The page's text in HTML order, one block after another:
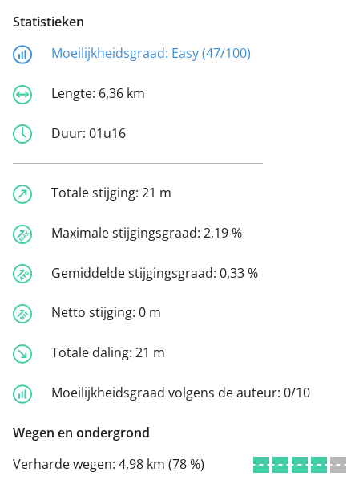
Statistieken
Moeilijkheidsgraad: Easy (47/100)
Lengte: 6,36 km
Duur: 01u16
Totale stijging: 21 m
Maximale stijgingsgraad: 2,19 %
Gemiddelde stijgingsgraad: 0,33 %
Netto stijging: 0 m
Totale daling: 21 m
Moeilijkheidsgraad volgens de auteur: 0/10
Wegen en ondergrond
Verharde wegen: 4,98 km (78 %)